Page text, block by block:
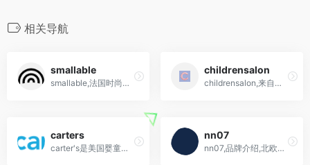
相关导航
smallable
smallable,法国时尚电商,海淘童装网站推荐
childrensalon
childrensalon,来自英国,全球最大的儿童设计师时尚在线零售商
carters
carter's是美国婴童服装市场上的领先品牌
nn07
nn07,品牌介绍,北欧小众品牌